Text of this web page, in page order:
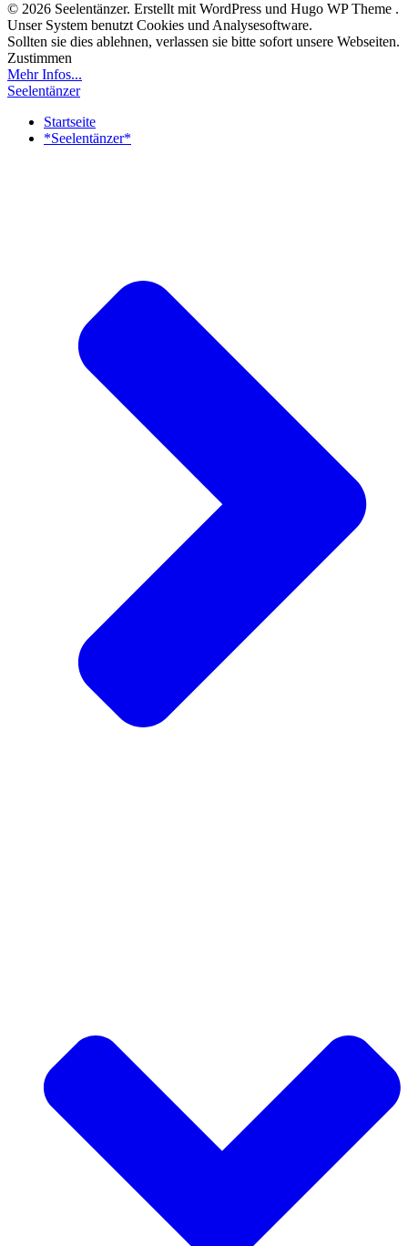
© 2026 Seelentänzer. Erstellt mit WordPress und Hugo WP Theme .
Unser System benutzt Cookies und Analysesoftware.
Sollten sie dies ablehnen, verlassen sie bitte sofort unsere Webseiten.
Zustimmen
Mehr Infos...
Seelentänzer
Startseite
*Seelentänzer*